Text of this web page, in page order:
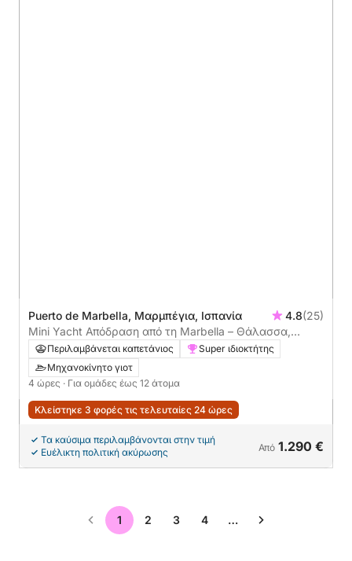
Puerto de Marbella, Μαρμπέγια, Ισπανία 4.8(25)
Mini Yacht Απόδραση από τη Marbella – Θάλασσα,
χαλάρωση και καλό φαγητό (4 ώρες)
Περιλαμβάνεται καπετάνιος
Super ιδιοκτήτης
Μηχανοκίνητο γιοτ
4 ώρες · Για ομάδες έως 12 άτομα
Κλείστηκε 3 φορές τις τελευταίες 24 ώρες
Τα καύσιμα περιλαμβάνονται στην τιμή
Ευέλικτη πολιτική ακύρωσης
Από 1.290 €
1 2 3 4 …